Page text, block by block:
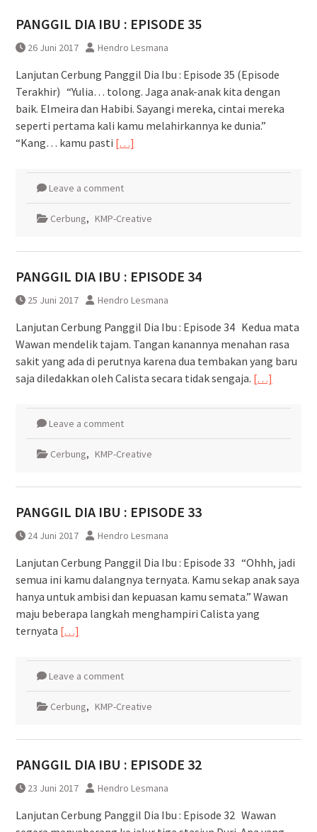
Proses Evakuasi KRL Anjlog
PANGGIL DIA IBU : EPISODE 35
26 Juni 2017 Hendro Lesmana
Lanjutan Cerbung Panggil Dia Ibu : Episode 35 (Episode
Terakhir) “Yulia… tolong. Jaga anak-anak kita dengan
baik. Elmeira dan Habibi. Sayangi mereka, cintai mereka
seperti pertama kali kamu melahirkannya ke dunia.”
“Kang… kamu pasti […]
Leave a comment
Cerbung, KMP-Creative
PANGGIL DIA IBU : EPISODE 34
25 Juni 2017 Hendro Lesmana
Lanjutan Cerbung Panggil Dia Ibu : Episode 34 Kedua mata
Wawan mendelik tajam. Tangan kanannya menahan rasa
sakit yang ada di perutnya karena dua tembakan yang baru
saja diledakkan oleh Calista secara tidak sengaja. […]
Leave a comment
Cerbung, KMP-Creative
PANGGIL DIA IBU : EPISODE 33
24 Juni 2017 Hendro Lesmana
Lanjutan Cerbung Panggil Dia Ibu : Episode 33 “Ohhh, jadi
semua ini kamu dalangnya ternyata. Kamu sekap anak saya
hanya untuk ambisi dan kepuasan kamu semata.” Wawan
maju beberapa langkah menghampiri Calista yang
ternyata […]
Leave a comment
Cerbung, KMP-Creative
PANGGIL DIA IBU : EPISODE 32
23 Juni 2017 Hendro Lesmana
Lanjutan Cerbung Panggil Dia Ibu : Episode 32 Wawan